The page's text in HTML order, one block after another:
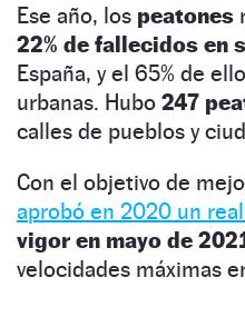
Ese año, los peatones
22% de fallecidos
España, y el 65% de
urbanas. Hubo 247
calles de pueblos y
Con el objetivo de
aprobó en 2020 un
vigor en mayo de
velocidades máximas